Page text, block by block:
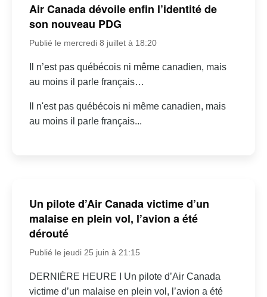
Air Canada dévoile enfin l’identité de
son nouveau PDG
Publié le mercredi 8 juillet à 18:20
Il n’est pas québécois ni même canadien, mais
au moins il parle français…
Il n'est pas québécois ni même canadien, mais
au moins il parle français...
Un pilote d’Air Canada victime d’un
malaise en plein vol, l’avion a été
dérouté
Publié le jeudi 25 juin à 21:15
DERNIÈRE HEURE I Un pilote d’Air Canada
victime d’un malaise en plein vol, l’avion a été